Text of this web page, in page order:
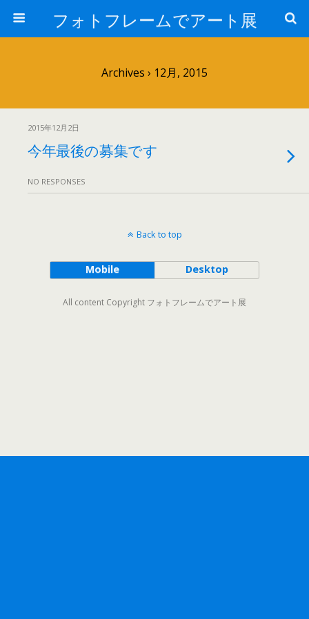
フォトフレームでアート展
Archives › 12月, 2015
2015年12月2日
今年最後の募集です
NO RESPONSES
Back to top
Mobile Desktop
All content Copyright フォトフレームでアート展